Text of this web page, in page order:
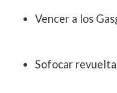
Vencer a los
Sofocar